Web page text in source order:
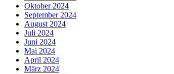
Oktober 2024
September 2024
August 2024
Juli 2024
Juni 2024
Mai 2024
April 2024
März 2024